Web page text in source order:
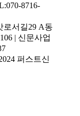
8716-
로서길29 A동
| 신문사업
퍼스트신